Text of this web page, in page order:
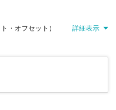
・オフセット） 詳細表示